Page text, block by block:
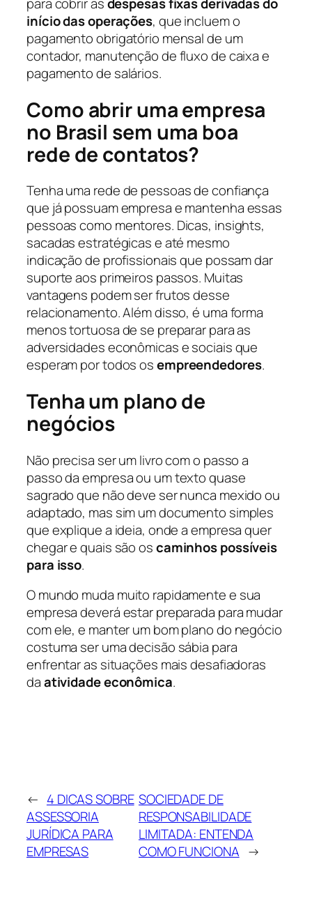
início das operações, que incluem o
pagamento obrigatório mensal de um
contador, manutenção de fluxo de caixa e
pagamento de salários.
Como abrir uma empresa
no Brasil sem uma boa
rede de contatos?
Tenha uma rede de pessoas de confiança
que já possuam empresa e mantenha essas
pessoas como mentores. Dicas, insights,
sacadas estratégicas e até mesmo
indicação de profissionais que possam dar
suporte aos primeiros passos. Muitas
vantagens podem ser frutos desse
relacionamento. Além disso, é uma forma
menos tortuosa de se preparar para as
adversidades econômicas e sociais que
esperam por todos osempreendedores.
Tenha um plano de
negócios
Não precisa ser um livro com o passo a
passo da empresa ou um texto quase
sagrado que não deve ser nunca mexido ou
adaptado, mas sim um documento simples
que explique a ideia, onde a empresa quer
chegar e quais são oscaminhos possíveis
para isso.
O mundo muda muito rapidamente e sua
empresa deverá estar preparada para mudar
com ele, e manter um bom plano do negócio
costuma ser uma decisão sábia para
enfrentar as situações mais desafiadoras
daatividade econômica.
← 4 DICAS SOBRE
ASSESSORIA
JURÍDICA PARA
EMPRESAS
SOCIEDADE DE
RESPONSABILIDADE
LIMITADA: ENTENDA
COMO FUNCIONA →